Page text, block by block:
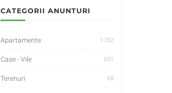
CATEGORII ANUNTURI
Apartamente 1752
Case - Vile 551
Terenuri 68